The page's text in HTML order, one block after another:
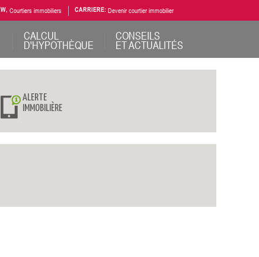
Courtiers immobiliers CARRIERE: Devenir courtier immobilier
CALCUL
D'HYPOTHÈQUE
CONSEILS
ET ACTUALITÉS
ALERTE
IMMOBILIÈRE